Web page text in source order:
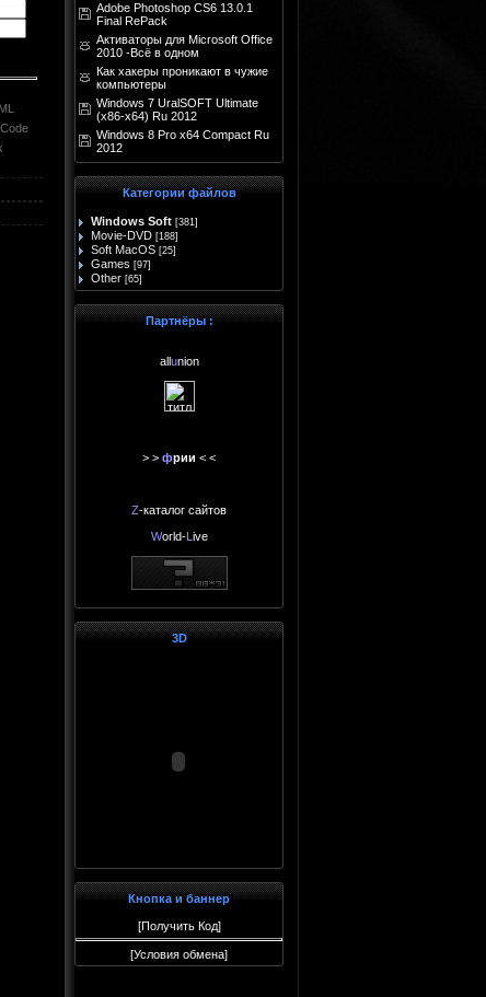
Adobe Photoshop CS6 13.0.1
Final RePack
Активаторы для Microsoft Office
2010 -Всё в одном
Как хакеры проникают в чужие
компьютеры
Windows 7 UralSOFT Ultimate
(x86-x64) Ru 2012
Windows 8 Pro x64 Compact Ru
2012
Категории файлов
Windows Soft [381]
Movie-DVD [188]
Soft MacOS [25]
Games [97]
Other [65]
Партнёры :
allunion
> > фрии < <
Z-каталог сайтов
World-L ive
3D
Кнопка и баннер
[Получить Код]
[Условия обмена]